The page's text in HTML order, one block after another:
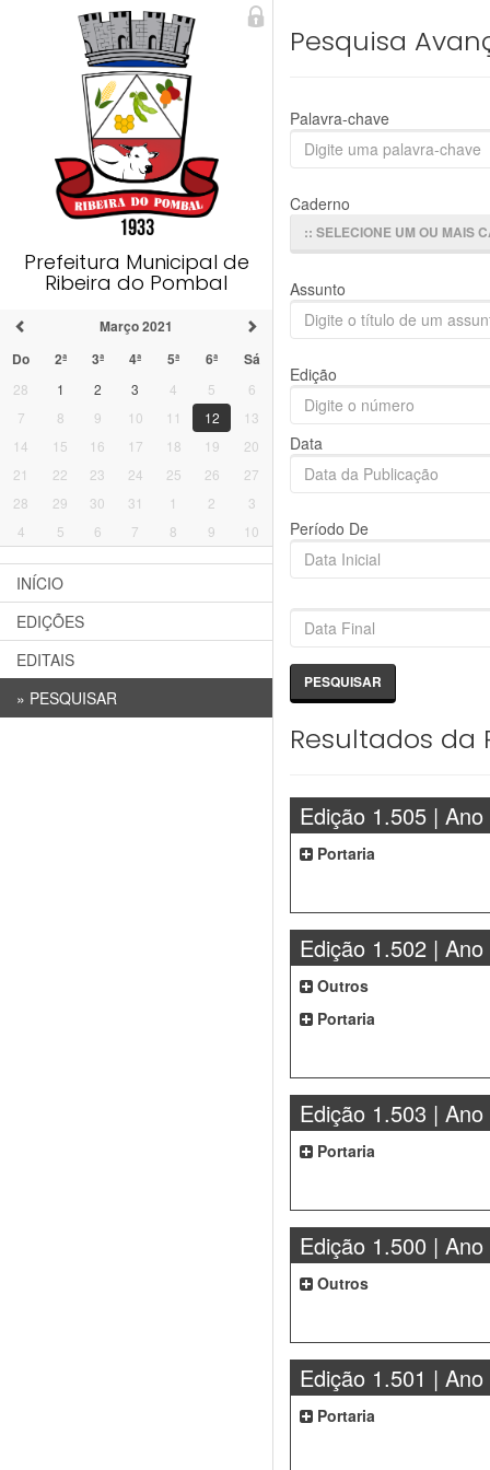
Prefeitura Municipal de
Ribeira do Pombal
Março 2021
Do
2ª 3ª 4ª 5ª 6ª Sá
28 1 2 3 4 5
6
7
8 9 10 11 12
13
14
15 16 17 18 19
20
21
22 23 24 25 26
27
28
29 30 31 1 2
3
4
5 6 7 8 9 10
INÍCIO
EDIÇÕES
EDITAIS
» PESQUISAR
Pesquisa
Palavra-chave
Caderno
:: SELECIONE UM OU MAIS
Assunto
Edição
Data
Período De
Resultados da
Edição 1.505 | Ano
Portaria
Edição 1.502 | Ano
Outros
Portaria
Edição 1.503 | Ano
Portaria
Edição 1.500 | Ano
Outros
Edição 1.501 | Ano
Portaria